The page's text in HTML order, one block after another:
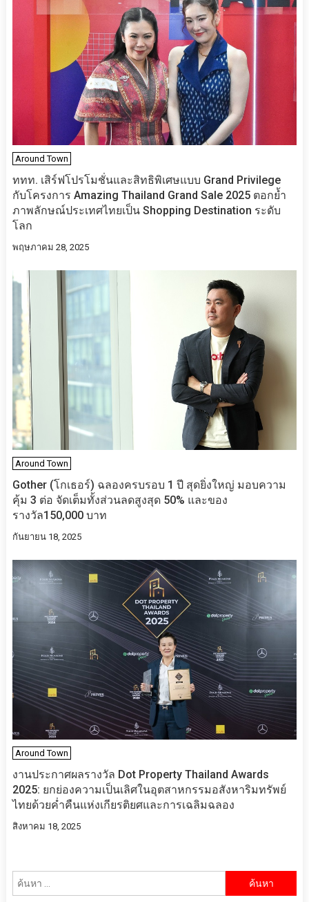
Around Town
ททท. เสิร์ฟโปรโมชั่นและสิทธิพิเศษแบบ Grand Privilege
กับโครงการ Amazing Thailand Grand Sale 2025 ตอกย้ำ
ภาพลักษณ์ประเทศไทยเป็น Shopping Destination ระดับ
โลก
พฤษภาคม 28, 2025
Around Town
Gother (โกเธอร์) ฉลองครบรอบ 1 ปี สุดยิ่งใหญ่ มอบความ
คุ้ม 3 ต่อ จัดเต็มทั้งส่วนลดสูงสุด 50% และของ
รางวัล150,000 บาท
กันยายน 18, 2025
Around Town
งานประกาศผลรางวัล Dot Property Thailand Awards
2025: ยกย่องความเป็นเลิศในอุตสาหกรรมอสังหาริมทรัพย์
ไทยด้วยค่ำคืนแห่งเกียรติยศและการเฉลิมฉลอง
สิงหาคม 18, 2025
สำหรับ: